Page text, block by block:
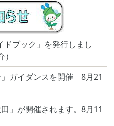
ブック」を発行しまし
ガイダンスを開催 8月21
」が開催されます。8月11